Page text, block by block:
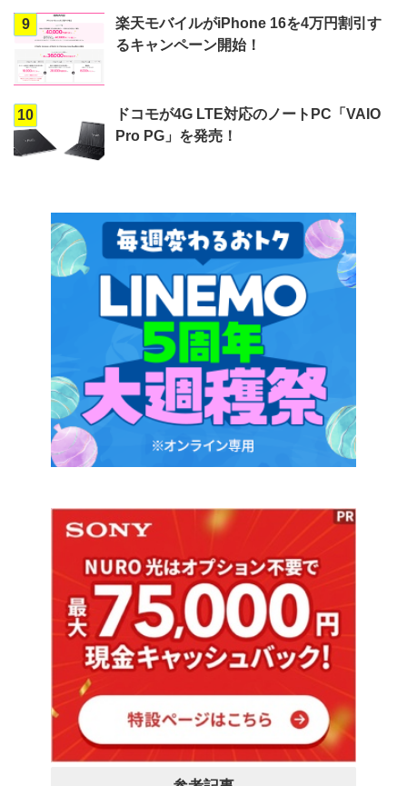
9
楽天モバイルがiPhone 16を4万円割引す
るキャンペーン開始！
10
ドコモが4G LTE対応のノートPC「VAIO
Pro PG」を発売！